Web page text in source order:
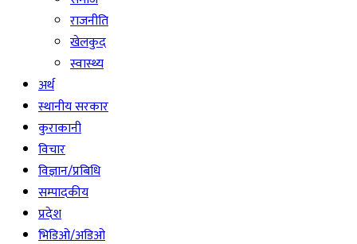
राजनीति
खेलकुद
स्वास्थ्य
अर्थ
स्थानीय सरकार
कुराकानी
विचार
विज्ञान/प्रबिधि
सम्पादकीय
प्रदेश
भिडिओ/अडिओ